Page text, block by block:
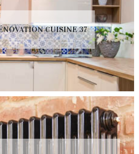
CUISINE 37